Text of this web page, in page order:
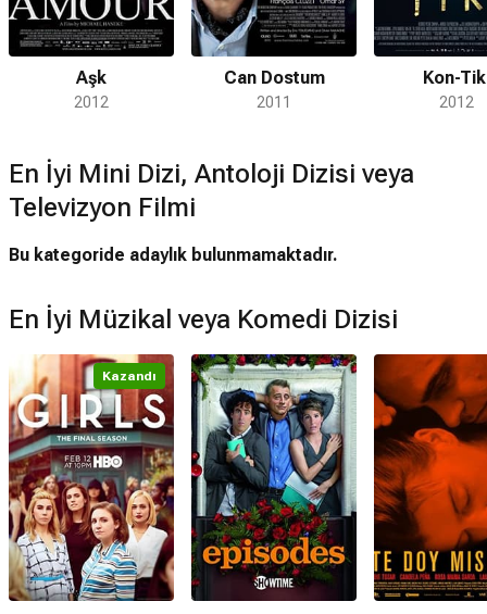
Aşk
2012
Can Dostum
2011
Kon-
2012
En İyi Mini Dizi, Antoloji Dizisi veya
Televizyon Filmi
Bu kategoride adaylık bulunmamaktadır.
En İyi Müzikal veya Komedi Dizisi
Kazandı